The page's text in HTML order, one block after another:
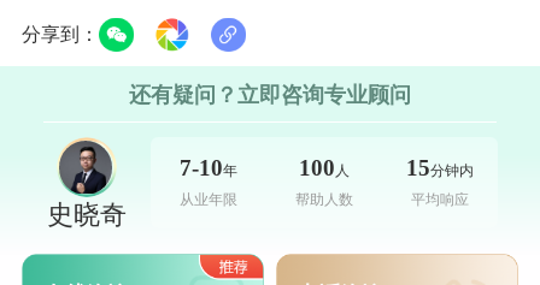
签证、住宿及行前准备;
相关费用标准：申请费100新币(提交申请后不予退
锁定入学资格)。
本次NUS 27Fall理学院提前批共开放14个授课型硕
士项目，精准覆盖计算机/数据、数学/物理、生化/医学
分享到：
还有疑问？立即咨询专业顾问
史晓奇
7-10年
从业年限
100 人
帮助人数
15分钟内
平均响应